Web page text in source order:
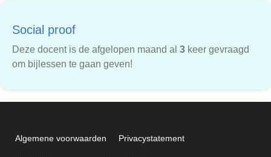
Social proof
Deze docent is de afgelopen maand al 3 keer gevraagd
om bijlessen te gaan geven!
Algemene voorwaarden Privacystatement